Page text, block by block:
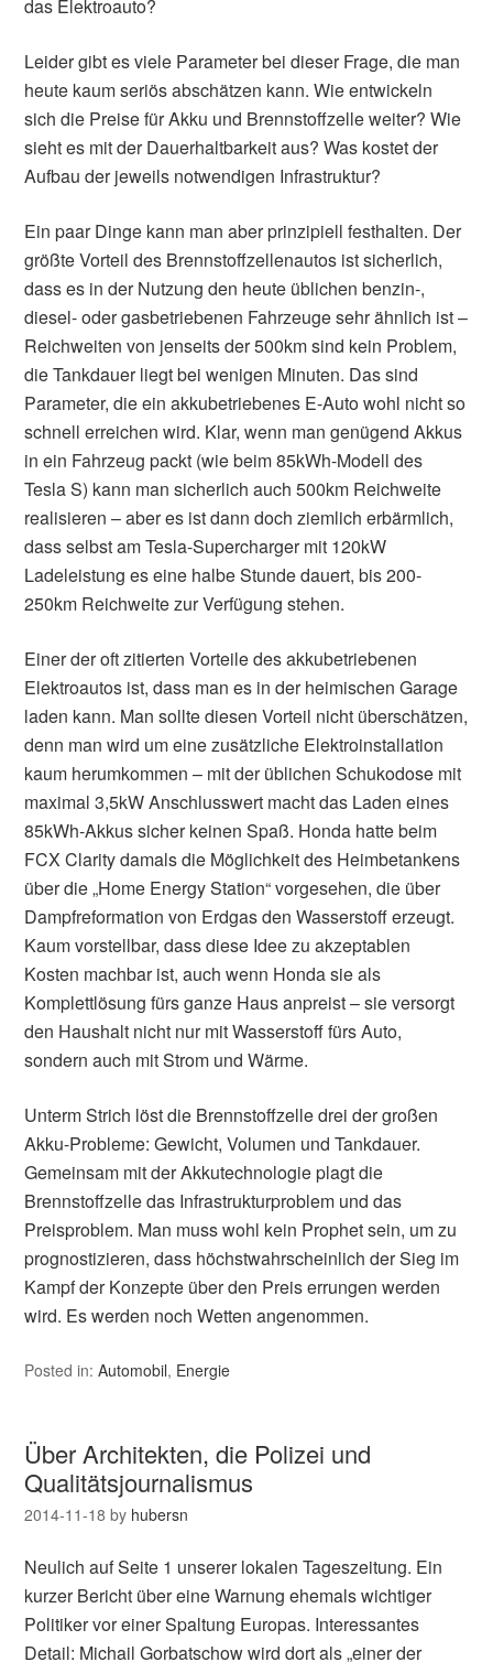
das Elektroauto?
Leider gibt es viele Parameter bei dieser Frage, die man
heute kaum seriös abschätzen kann. Wie entwickeln
sich die Preise für Akku und Brennstoffzelle weiter? Wie
sieht es mit der Dauerhaltbarkeit aus? Was kostet der
Aufbau der jeweils notwendigen Infrastruktur?
Ein paar Dinge kann man aber prinzipiell festhalten. Der
größte Vorteil des Brennstoffzellenautos ist sicherlich,
dass es in der Nutzung den heute üblichen benzin-,
diesel- oder gasbetriebenen Fahrzeuge sehr ähnlich ist –
Reichweiten von jenseits der 500km sind kein Problem,
die Tankdauer liegt bei wenigen Minuten. Das sind
Parameter, die ein akkubetriebenes E-Auto wohl nicht so
schnell erreichen wird. Klar, wenn man genügend Akkus
in ein Fahrzeug packt (wie beim 85kWh-Modell des
Tesla S) kann man sicherlich auch 500km Reichweite
realisieren – aber es ist dann doch ziemlich erbärmlich,
dass selbst am Tesla-Supercharger mit 120kW
Ladeleistung es eine halbe Stunde dauert, bis 200-
250km Reichweite zur Verfügung stehen.
Einer der oft zitierten Vorteile des akkubetriebenen
Elektroautos ist, dass man es in der heimischen Garage
laden kann. Man sollte diesen Vorteil nicht überschätzen,
denn man wird um eine zusätzliche Elektroinstallation
kaum herumkommen – mit der üblichen Schukodose mit
maximal 3,5kW Anschlusswert macht das Laden eines
85kWh-Akkus sicher keinen Spaß. Honda hatte beim
FCX Clarity damals die Möglichkeit des Heimbetankens
über die „Home Energy Station“ vorgesehen, die über
Dampfreformation von Erdgas den Wasserstoff erzeugt.
Kaum vorstellbar, dass diese Idee zu akzeptablen
Kosten machbar ist, auch wenn Honda sie als
Komplettlösung fürs ganze Haus anpreist – sie versorgt
den Haushalt nicht nur mit Wasserstoff fürs Auto,
sondern auch mit Strom und Wärme.
Unterm Strich löst die Brennstoffzelle drei der großen
Akku-Probleme: Gewicht, Volumen und Tankdauer.
Gemeinsam mit der Akkutechnologie plagt die
Brennstoffzelle das Infrastrukturproblem und das
Preisproblem. Man muss wohl kein Prophet sein, um zu
prognostizieren, dass höchstwahrscheinlich der Sieg im
Kampf der Konzepte über den Preis errungen werden
wird. Es werden noch Wetten angenommen.
Posted in:Automobil, Energie
Über Architekten, die Polizei und
Qualitätsjournalismus
2014-11-18 by hubersn
Neulich auf Seite 1 unserer lokalen Tageszeitung. Ein
kurzer Bericht über eine Warnung ehemals wichtiger
Politiker vor einer Spaltung Europas. Interessantes
Detail: Michail Gorbatschow wird dort als „einer der